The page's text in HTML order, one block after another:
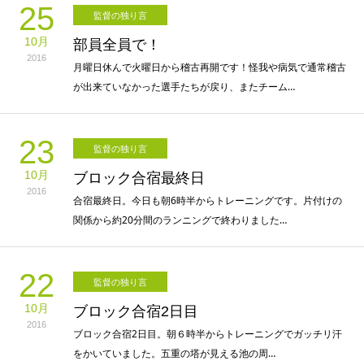
25
10月
2016
監督の独り言
部員全員で！
月曜日休んで火曜日から稽古再開です！怪我や病気で通常稽古
が出来ていなかった選手たちが戻り、またチーム…
23
10月
2016
監督の独り言
ブロック合宿最終日
合宿最終日。今日も朝6時半からトレーニングです。片付けの
関係から約20分間のランニングで終わりました…
22
10月
2016
監督の独り言
ブロック合宿2日目
ブロック合宿2日目。朝６時半からトレーニングでガッチリ汗
をかいていました。五重の塔が見える池の周…